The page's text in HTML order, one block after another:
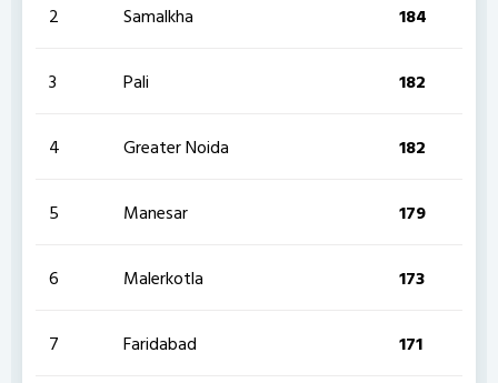
2 Samalkha 184
3 Pali 182
4 Greater Noida 182
5 Manesar 179
6 Malerkotla 173
7 Faridabad 171